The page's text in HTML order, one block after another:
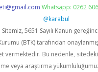
Whatsapp: 0262
@karabul
Sitemiz, 5651 Sayılı Kanun
(BTK) tarafından
vermektedir. Bu nedenle,
veya araştırma